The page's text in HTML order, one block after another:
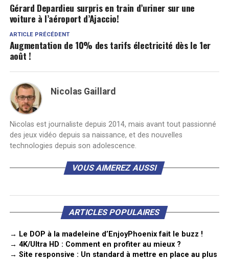
Gérard Depardieu surpris en train d’uriner sur une
voiture à l’aéroport d’Ajaccio!
ARTICLE PRÉCÉDENT
Augmentation de 10% des tarifs électricité dès le 1er
août !
Nicolas Gaillard
Nicolas est journaliste depuis 2014, mais avant tout passionné
des jeux vidéo depuis sa naissance, et des nouvelles
technologies depuis son adolescence.
VOUS AIMEREZ AUSSI
ARTICLES POPULAIRES
→ Le DOP à la madeleine d’EnjoyPhoenix fait le buzz !
→ 4K/Ultra HD : Comment en profiter au mieux ?
→ Site responsive : Un standard à mettre en place au plus